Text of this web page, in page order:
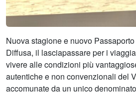
Nuova stagione e nuovo
Diffusa, il lasciapassare per i
vivere alle condizioni più
autentiche e non convenzionali del
accomunate da un unico